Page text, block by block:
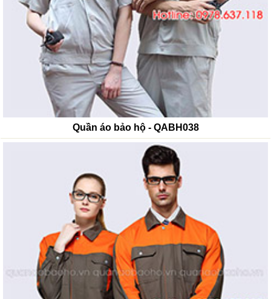
Quần áo bảo hộ - QABH038